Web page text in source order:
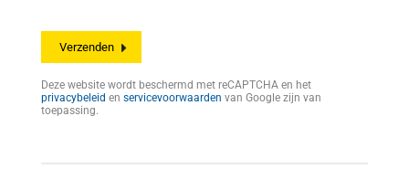
Deze website wordt beschermd met reCAPTCHA en het
privacybeleid en servicevoorwaarden van Google zijn van
toepassing.